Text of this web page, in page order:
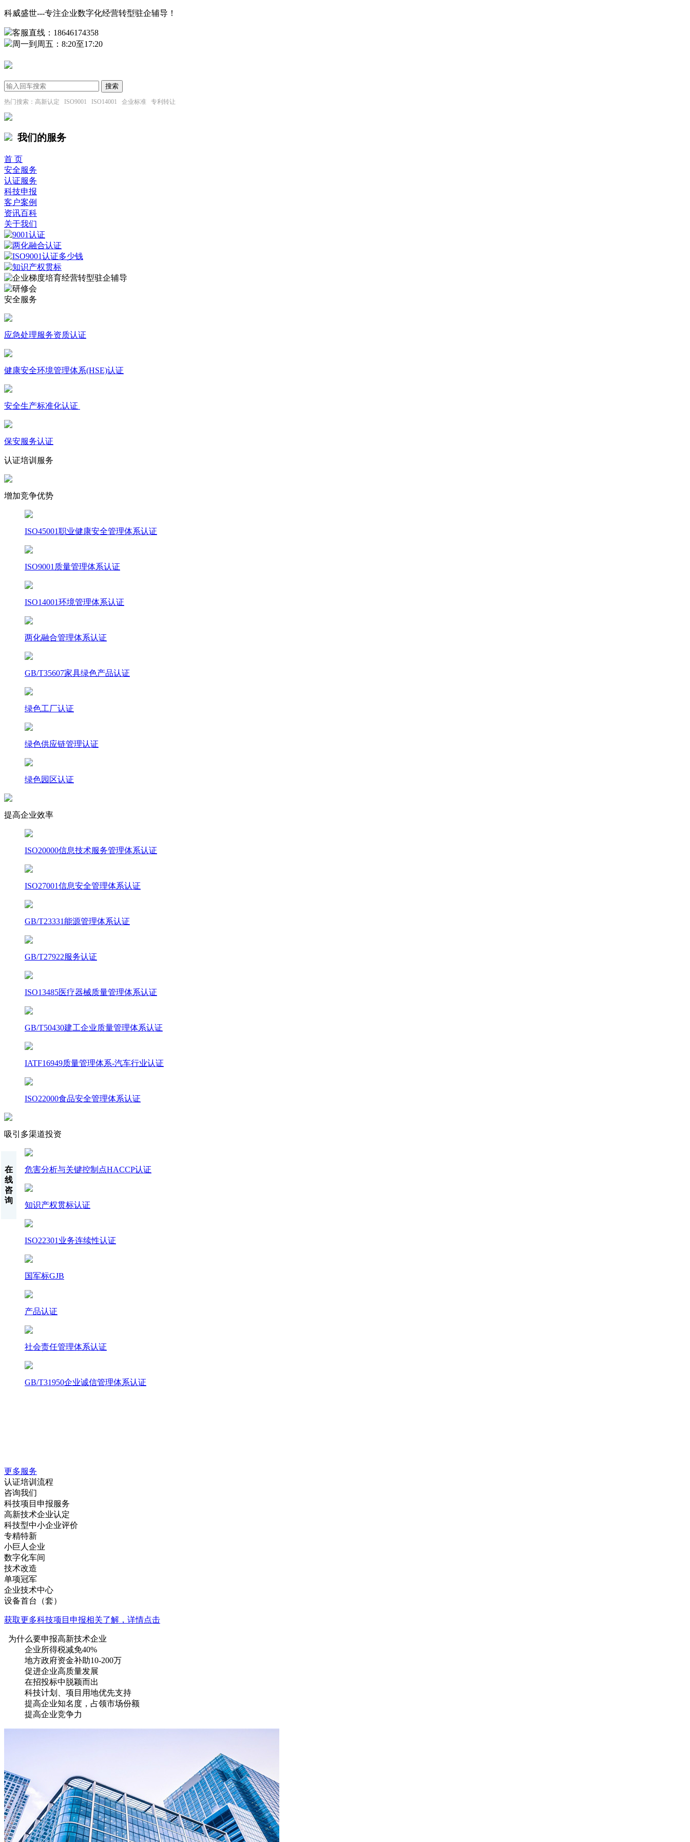
科威盛世---专注企业数字化经营转型驻企辅导！
客服直线：18646174358
周一到周五：8:20至17:20
热门搜索：高新认定 ISO9001 ISO14001 企业标准 专利转让
我们的服务
首 页
安全服务
认证服务
科技申报
客户案例
资讯百科
关于我们
安全服务
应急处理服务资质认证
健康安全环境管理体系(HSE)认证
安全生产标准化认证
保安服务认证
认证培训服务
增加竞争优势
ISO45001职业健康安全管理体系认证
ISO9001质量管理体系认证
ISO14001环境管理体系认证
两化融合管理体系认证
GB/T35607家具绿色产品认证
绿色工厂认证
绿色供应链管理认证
绿色园区认证
提高企业效率
ISO20000信息技术服务管理体系认证
ISO27001信息安全管理体系认证
GB/T23331能源管理体系认证
GB/T27922服务认证
ISO13485医疗器械质量管理体系认证
GB/T50430建工企业质量管理体系认证
IATF16949质量管理体系-汽车行业认证
ISO22000食品安全管理体系认证
吸引多渠道投资
危害分析与关键控制点HACCP认证
知识产权贯标认证
ISO22301业务连续性认证
国军标GJB
产品认证
社会责任管理体系认证
GB/T31950企业诚信管理体系认证
更多服务
认证培训流程
咨询我们
科技项目申报服务
高新技术企业认定
科技型中小企业评价
专精特新
小巨人企业
数字化车间
技术改造
单项冠军
企业技术中心
设备首台（套）
获取更多科技项目申报相关了解，详情点击
为什么要申报高新技术企业
企业所得税减免40%
地方政府资金补助10-200万
促进企业高质量发展
在招投标中脱颖而出
科技计划、项目用地优先支持
提高企业知名度，占领市场份额
提高企业竞争力
在
线
咨
询